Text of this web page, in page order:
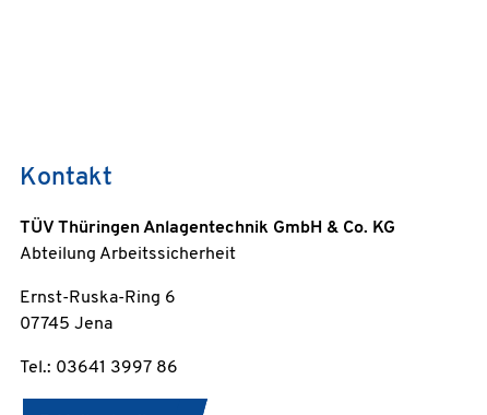
Kontakt
TÜV Thüringen Anlagentechnik GmbH & Co. KG
Abteilung Arbeitssicherheit
Ernst-Ruska-Ring 6
07745 Jena
Tel.: 03641 3997 86